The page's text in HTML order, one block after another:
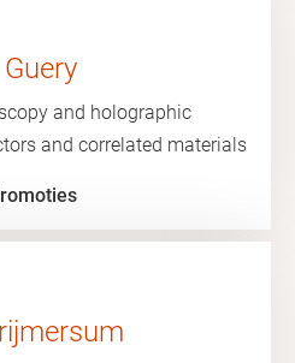
and holographic
and correlated materials